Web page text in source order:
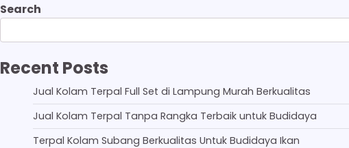
Search
Recent Posts
Jual Kolam Terpal Full Set di Lampung Murah Berkualitas
Jual Kolam Terpal Tanpa Rangka Terbaik untuk Budidaya
Terpal Kolam Subang Berkualitas Untuk Budidaya Ikan